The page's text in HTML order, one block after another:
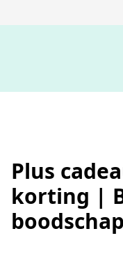
Plus
korting |